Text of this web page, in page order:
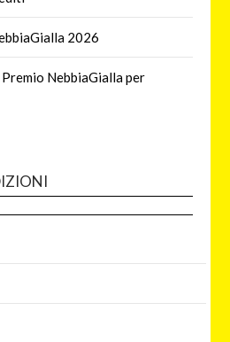
2026
NebbiaGialla per